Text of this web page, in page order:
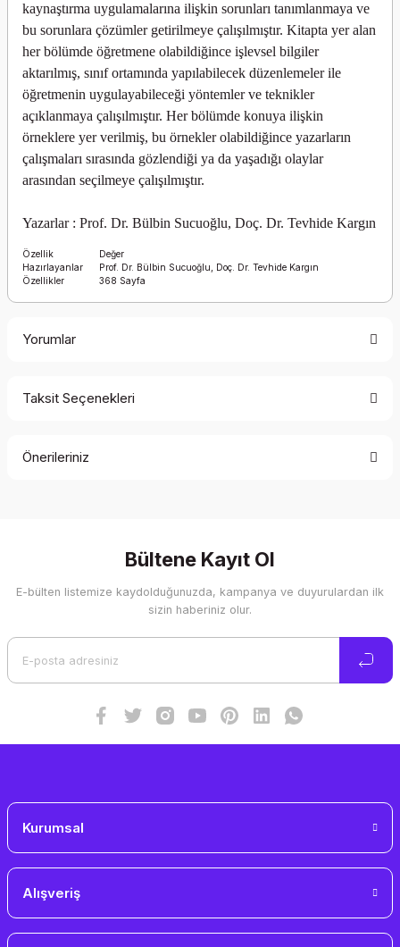
kaynaştırma uygulamalarına ilişkin sorunları tanımlanmaya ve
bu sorunlara çözümler getirilmeye çalışılmıştır. Kitapta yer alan
her bölümde öğretmene olabildiğince işlevsel bilgiler
aktarılmış, sınıf ortamında yapılabilecek düzenlemeler ile
öğretmenin uygulayabileceği yöntemler ve teknikler
açıklanmaya çalışılmıştır. Her bölümde konuya ilişkin
örneklere yer verilmiş, bu örnekler olabildiğince yazarların
çalışmaları sırasında gözlendiği ya da yaşadığı olaylar
arasından seçilmeye çalışılmıştır.
Yazarlar : Prof. Dr. Bülbin Sucuoğlu, Doç. Dr. Tevhide Kargın
Özellik
Değer
Hazırlayanlar
Prof. Dr. Bülbin Sucuoğlu, Doç. Dr. Tevhide Kargın
Özellikler
368 Sayfa
Yorumlar
Taksit Seçenekleri
Önerileriniz
Görüş ve önerileriniz için teşekkür ederiz.
Ürün resmi kalitesiz, bozuk veya görüntülenemiyor.
Bültene Kayıt Ol
E-bülten listemize kaydolduğunuzda, kampanya ve duyurulardan ilk
sizin haberiniz olur.
Kurumsal
Alışveriş